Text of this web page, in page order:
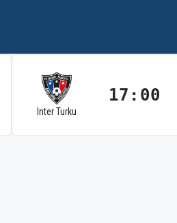
Inter Turku
17:00